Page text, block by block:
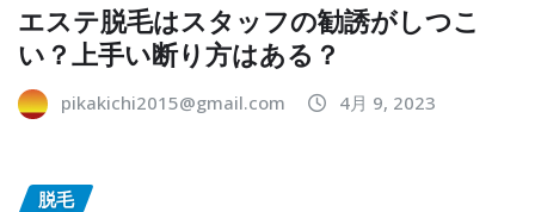
エステ脱毛はスタッフの勧誘がしつこ
い？上手い断り方はある？
pikakichi2015@gmail.com 4月 9, 2023
脱毛